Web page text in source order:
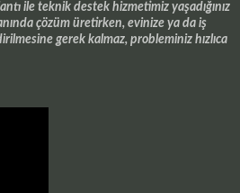
ile teknik destek hizmetimiz yaşadığınız
çözüm üretirken, evinize ya da iş
gerek kalmaz, probleminiz hızlıca